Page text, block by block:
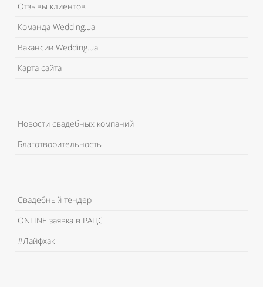
Отзывы клиентов
Команда Wedding.ua
Вакансии Wedding.ua
Карта сайта
Новости свадебных компаний
Благотворительность
Свадебный тендер
ONLINE заявка в РАЦС
#Лайфхак